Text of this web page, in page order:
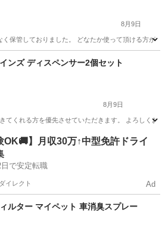
8月9日
保管しておりました。 どなたか使って頂ける方が
その他
ンズ ディスペンサー2個セット
8月9日
てくれる方を優先させていただきます。 よろしくお
家庭用品 スリーコインズ
OK🚚】月収30万↑中型免許ドライ
で安定転職
イレクト Ad
ルター マイペット 車消臭スプレー